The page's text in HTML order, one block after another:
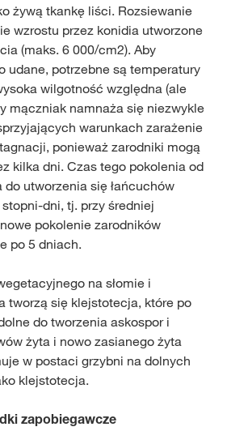
żywą tkankę liści. Rozsiewanie
wzrostu przez konidia utworzone
(maks. 6 000/cm2). Aby
udane, potrzebne są temperatury
wilgotność względna (ale
mączniak namnaża się niezwykle
warunkach zarażenie
ponieważ zarodniki mogą
kilka dni. Czas tego pokolenia od
utworzenia się łańcuchów
dni, tj. przy średniej
pokolenie zarodników
po 5 dniach.
na słomie i
tworzą się klejstotecja, które po
do tworzenia askospor i
żyta i nowo zasianego żyta
w postaci grzybni na dolnych
klejstotecja.
zapobiegawcze